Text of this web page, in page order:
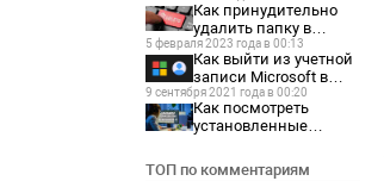
Как принудительно
удалить папку в
Windows 11
5 февраля 2023 года в 00:13
Как выйти из учетной
записи Microsoft в
Windows 11
9 сентября 2021 года в 00:20
Как посмотреть
установленные
ТОП по комментариям